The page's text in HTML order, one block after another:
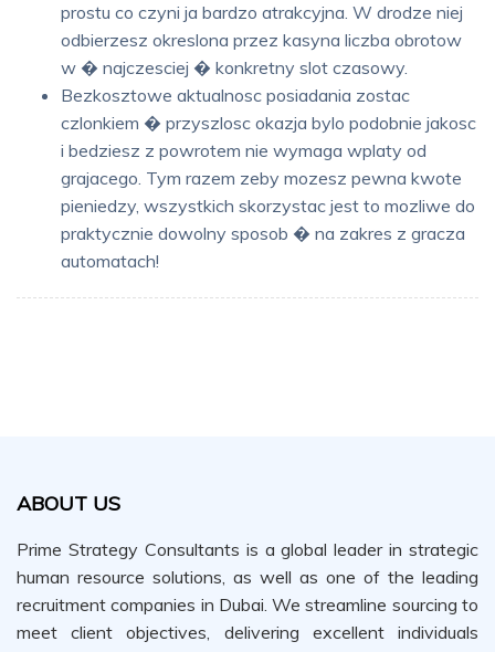
prostu co czyni ja bardzo atrakcyjna. W drodze niej
odbierzesz okreslona przez kasyna liczba obrotow
w � najczesciej � konkretny slot czasowy.
Bezkosztowe aktualnosc posiadania zostac
czlonkiem � przyszlosc okazja bylo podobnie jakosc
i bedziesz z powrotem nie wymaga wplaty od
grajacego. Tym razem zeby mozesz pewna kwote
pieniedzy, wszystkich skorzystac jest to mozliwe do
praktycznie dowolny sposob � na zakres z gracza
automatach!
ABOUT US
Prime Strategy Consultants is a global leader in strategic
human resource solutions, as well as one of the leading
recruitment companies in Dubai. We streamline sourcing to
meet client objectives, delivering excellent individuals